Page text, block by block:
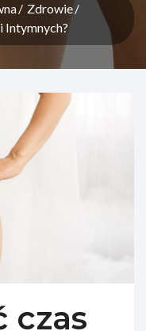
Zdrowie
Intymnych?
czas